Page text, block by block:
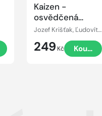
Kaizen -
osvědčená
praxe českých a
slovenských
podniků
Jozef Krišťak, Ľudovít Boledovič, Miroslav Marek, Ján Košturiak
249 Kč Koupit